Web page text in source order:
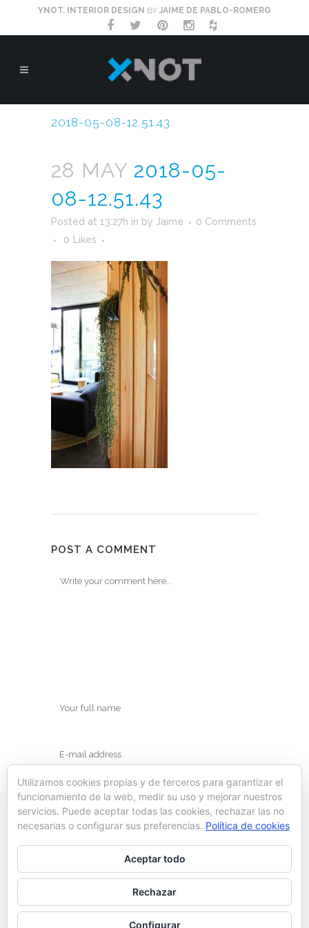
YNOT. INTERIOR DESIGN BY JAIME DE PABLO-ROMERO
2018-05-08-12.51.43
28 MAY 2018-05-
08-12.51.43
Posted at 13:27h in by Jaime
0 Comments
0
Likes
POST A COMMENT
Save my name, email, and website in this
browser for the next time I comment.
Utilizamos cookies propias y de terceros para garantizar el
funcionamiento de la web, medir su uso y mejorar nuestros
servicios. Puede aceptar todas las cookies, rechazar las no
necesarias o configurar sus preferencias. Política de cookies
Aceptar todo
Rechazar
Configurar